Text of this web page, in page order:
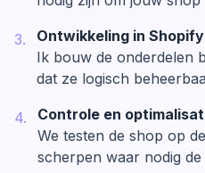
3.
Ontwikkeling in Shopify
Ik bouw de onderdelen
dat ze logisch
4.
Controle en
We testen de shop op
scherpen waar nodig